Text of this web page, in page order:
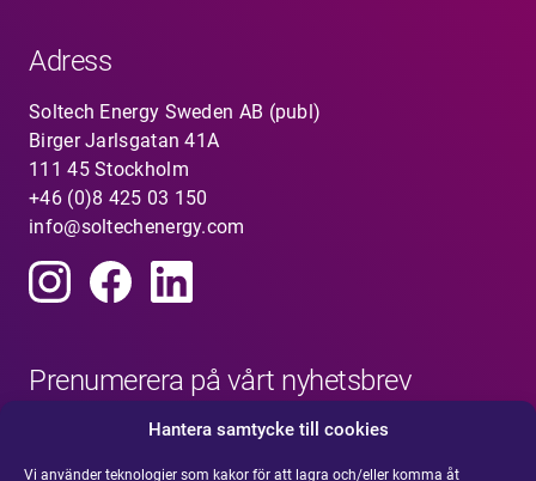
Hantera samtycke till cookies
Vi använder teknologier som kakor för att lagra och/eller komma åt
Adress
Soltech Energy Sweden AB (publ)
Birger Jarlsgatan 41A
111 45 Stockholm
+46 (0)8 425 03 150
info@soltechenergy.com
Prenumerera på vårt nyhetsbrev